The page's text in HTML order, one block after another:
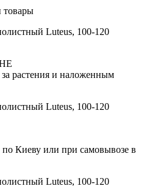
товары
растения и наложенным
по Киеву или при самовывозе в